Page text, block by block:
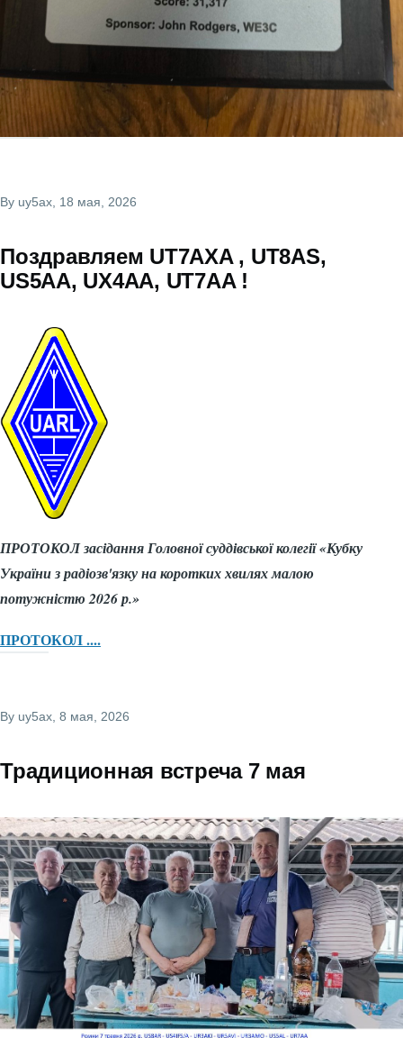
By uy5ax , 18 мая, 2026
Поздравляем UT7AXA , UT8AS,
US5AA, UX4AA, UT7AA !
ПРОТОКОЛ засідання Головної суддівської колегії «Кубку
України з радіозв'язку на коротких хвилях малою
потужністю 2026 р.»
ПРОТОКОЛ ....
By uy5ax, 8 мая, 2026
Традиционная встреча 7 мая